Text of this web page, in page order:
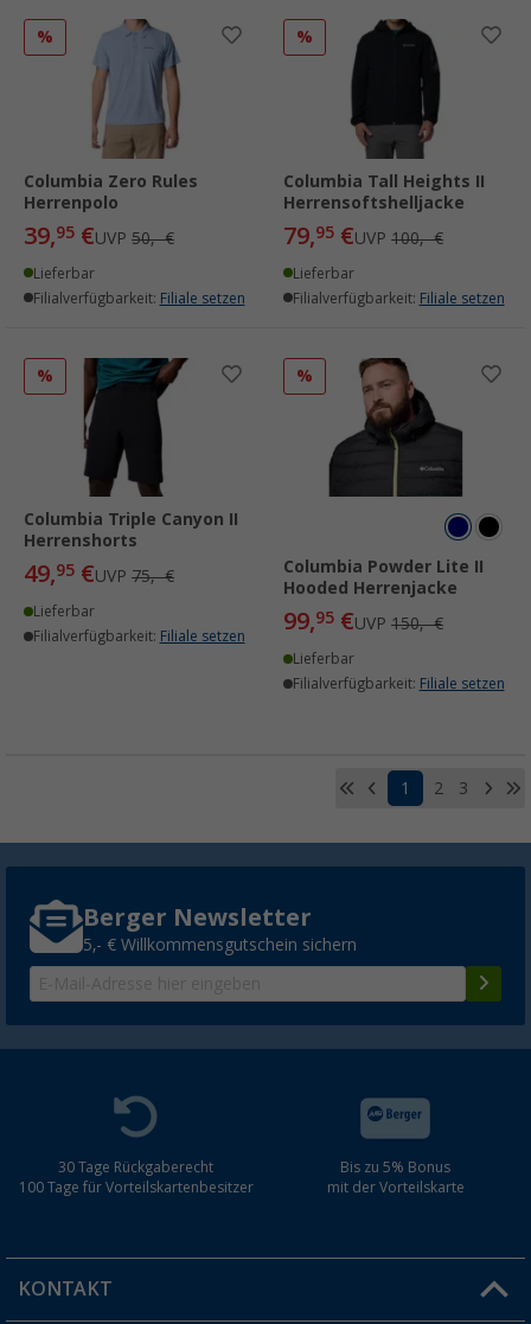
%
Columbia Zero Rules
Herrenpolo
39,95 €UVP 50,- €
Lieferbar
Filialverfügbarkeit: Filiale setzen
%
Columbia Tall Heights II
Herrensoftshelljacke
79,95 €UVP 100,- €
Lieferbar
Filialverfügbarkeit: Filiale setzen
%
Columbia Triple Canyon II
Herrenshorts
49,95 €UVP 75,- €
Lieferbar
Filialverfügbarkeit: Filiale setzen
%
Columbia Powder Lite II
Hooded Herrenjacke
99,95 €UVP 150,- €
Lieferbar
Filialverfügbarkeit: Filiale setzen
1 2 3
Berger Newsletter
5,- € Willkommensgutschein sichern
30 Tage Rückgaberecht
100 Tage für Vorteilskartenbesitzer
Bis zu 5% Bonus
mit der Vorteilskarte
KONTAKT